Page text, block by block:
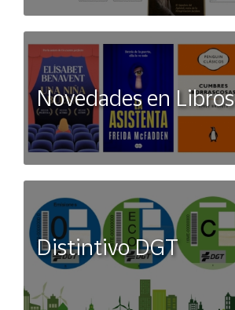
Novedades en Libros
Distintivo DGT